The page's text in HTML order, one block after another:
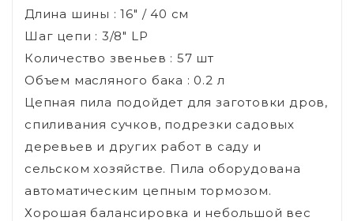
Длина шины : 16" / 40 см
Шаг цепи : 3/8" LP
Количество звеньев : 57 шт
Объем масляного бака : 0.2 л
Цепная пила подойдет для заготовки дров,
спиливания сучков, подрезки садовых
деревьев и других работ в саду и
сельском хозяйстве. Пила оборудована
автоматическим цепным тормозом.
Хорошая балансировка и небольшой вес